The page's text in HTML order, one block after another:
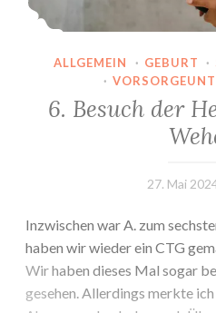
ALLGEMEIN · GEBURT ·
·
6. Besuch der
27. Mai
Inzwischen war A. zum
haben wir wieder ein CTG
Wir haben dieses Mal sogar
gesehen. Allerdings merkte